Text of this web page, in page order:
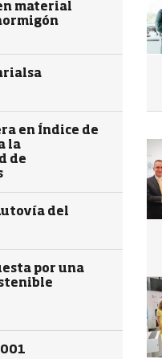
material
en Índice de
la
de
del
por una